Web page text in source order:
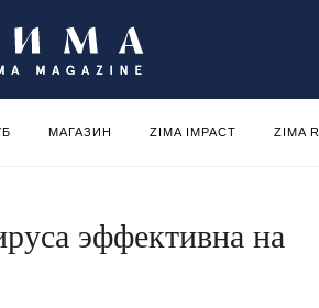
МАГАЗИН ZIMA IMPACT ZIMA
эффективна на